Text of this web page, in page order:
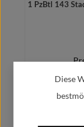
1 PzBtl 143
Diese